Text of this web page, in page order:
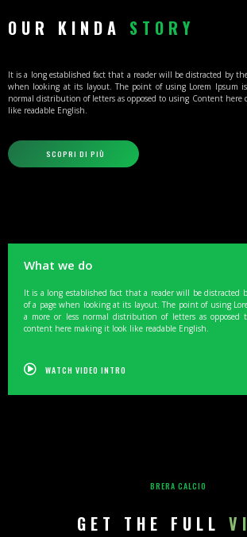
OUR KINDA STORY
It is a long established fact that a reader will be distracted by
when looking at its layout. The point of using Lorem Ipsum
normal distribution of letters as opposed to using Content
like readable English.
SCOPRI DI PIÙ
What we do
It is a long established fact that a reader will be distracted
of a page when looking at its layout. The point of using
a more or less normal distribution of letters as opposed
content here making it look like readable English.
WATCH VIDEO INTRO
BRERA CALCIO
GET THE FULL